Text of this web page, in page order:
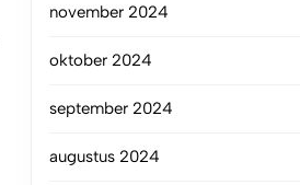
november 2024
oktober 2024
september 2024
augustus 2024